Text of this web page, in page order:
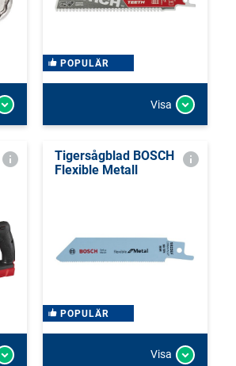
POPULÄR
Visa
Tigersågblad BOSCH
Flexible Metall
POPULÄR
Visa